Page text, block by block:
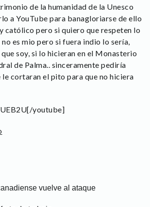
de la humanidad de la Unesco
a YouTube para banagloriarse de ello
católico pero si quiero que respeten lo
es mio pero si fuera indio lo sería,
soy, si lo hicieran en el Monasterio
de Palma.. sinceramente pediría
cortaran el pito para que no hiciera
youtube]
vuelve al ataque